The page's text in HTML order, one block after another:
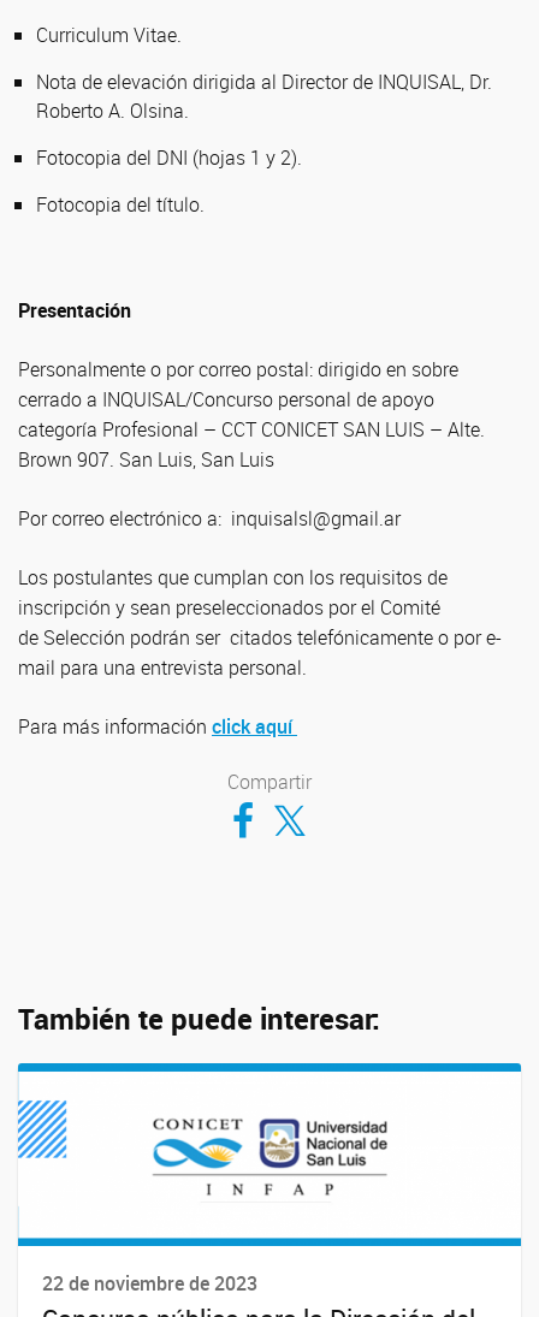
Curriculum Vitae.
Nota de elevación dirigida al Director de INQUISAL, Dr.
Roberto A. Olsina.
Fotocopia del DNI (hojas 1 y 2).
Fotocopia del título.
Presentación
Personalmente o por correo postal: dirigido en sobre
cerrado a INQUISAL/Concurso personal de apoyo
categoría Profesional – CCT CONICET SAN LUIS – Alte.
Brown 907. San Luis, San Luis
Por correo electrónico a: inquisalsl@gmail.ar
Los postulantes que cumplan con los requisitos de
inscripción y sean preseleccionados por el Comité
de Selección podrán ser citados telefónicamente o por e-
mail para una entrevista personal.
Para más información click aquí
Compartir
Compartir en Facebook
Compartir en Twitter
También te puede interesar:
22 de noviembre de 2023